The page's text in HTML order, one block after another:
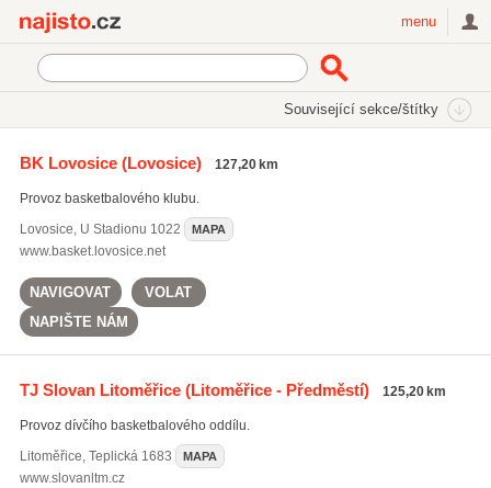
menu
Související sekce/štítky
BK Lovosice(Lovosice) 127,20 km
Provoz basketbalového klubu.
Lovosice, U Stadionu 1022 MAPA
www.basket.lovosice.net
NAVIGOVAT
VOLAT
NAPIŠTE NÁM
TJ Slovan Litoměřice(Litoměřice - Předměstí) 125,20 km
Provoz dívčího basketbalového oddílu.
Litoměřice, Teplická 1683 MAPA
www.slovanltm.cz